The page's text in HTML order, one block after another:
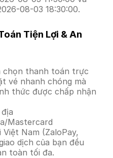
08-03 18:30:00.
Tiện Lợi & An
chọn thanh toán trực
vé nhanh chóng mà
thức được chấp nhận
Mastercard
Nam (ZaloPay,
dịch của bạn đều
toàn tối đa.